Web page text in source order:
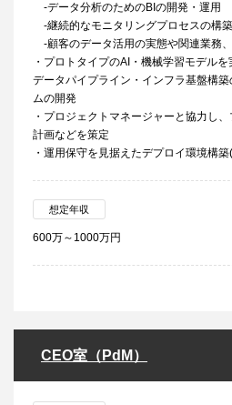
-データ分析のためのBIの開発・運用
-継続的なモニタリングプロセスの構
-顧客のデータ活用の実態や関連業務
・プロトタイプのAI・機械学習モデル
データパイプライン・インフラ基盤構
ムの開発
・プロジェクトマネージャーと協力し
計画などを策定
・運用保守を見据えたデプロイ環境構
想定年収
600万～1000万円
CEO室（PdM）